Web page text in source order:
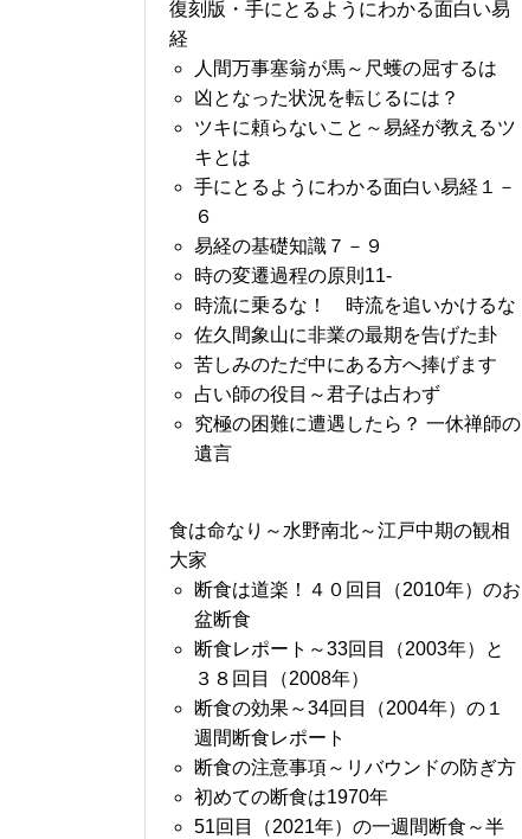
復刻版・手にとるようにわかる面白い易
経
人間万事塞翁が馬～尺蠖の屈するは
凶となった状況を転じるには？
ツキに頼らないこと～易経が教えるツ
キとは
手にとるようにわかる面白い易経１－
６
易経の基礎知識７－９
時の変遷過程の原則11-
時流に乗るな！ 時流を追いかけるな
佐久間象山に非業の最期を告げた卦
苦しみのただ中にある方へ捧げます
占い師の役目～君子は占わず
究極の困難に遭遇したら？ 一休禅師の
遺言
食は命なり～水野南北～江戸中期の観相
大家
断食は道楽！４０回目（2010年）のお
盆断食
断食レポート～33回目（2003年）と
３８回目（2008年）
断食の効果～34回目（2004年）の１
週間断食レポート
断食の注意事項～リバウンドの防ぎ方
初めての断食は1970年
51回目（2021年）の一週間断食～半